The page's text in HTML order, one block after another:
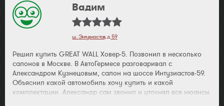
Вадим
ш. Энтузиастов, д. 59
Решил купить GREAT WALL Ховер-5. Позвонил в несколько
салонов в Москве. В АвтоГермесе разговаривал с
Александром Кузнецовым, салон на шоссе Интузиастов-59.
Объяснил какой автомобиль хочу купить и какой
комплектации. Александр сам звонил и уточнял все нюансы.